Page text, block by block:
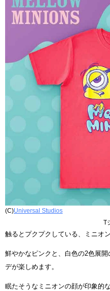
(C)Universal Studios
T
触るとプクプクしている、ミニオ
鮮やかなピンクと、白色の2色展
デが楽しめます。
眠たそうなミニオンの顔が印象的